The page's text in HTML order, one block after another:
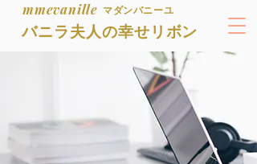
バニラ夫人の幸せリボン
mmevanille マダンバニーユ